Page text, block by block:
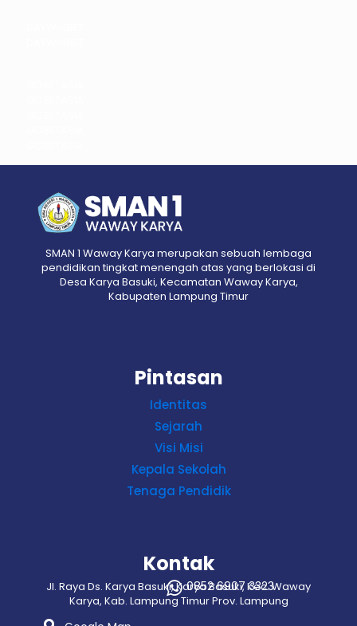
SMAN 1 Waway Karya merupakan sebuah lembaga
pendidikan tingkat menengah atas yang berlokasi di
Desa Karya Basuki, Kecamatan Waway Karya,
Kabupaten Lampung Timur
Pintasan
Identitas
Sejarah
Visi Misi
Kepala Sekolah
Tenaga Pendidik
Kontak
Jl. Raya Ds. Karya Basuki, Karya Basuki, Kec. Waway
Karya, Kab. Lampung Timur Prov. Lampung
0852 6907 3323